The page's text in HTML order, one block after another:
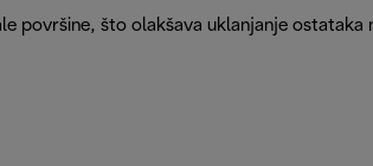
površine, što olakšava uklanjanje ostataka